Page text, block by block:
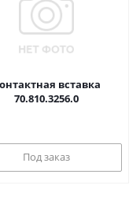
вставка
70.810.3256.0
Под заказ